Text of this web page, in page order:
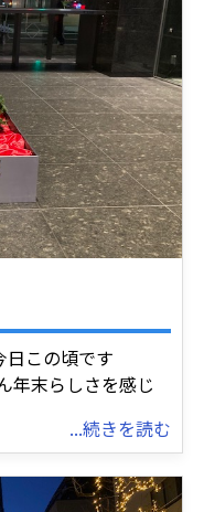
日この頃です
年末らしさを感じ
...続きを読む